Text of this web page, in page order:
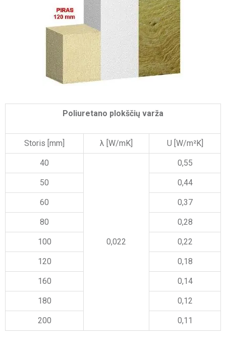
Poliuretano plokščių varža
Storis [mm] λ [W/mK] U [W/m²K]
40
0,022
0,55
50 0,44
60 0,37
80 0,28
100 0,22
120 0,18
160 0,14
180 0,12
200 0,11